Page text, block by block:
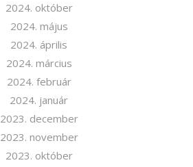
2024. október
2024. május
2024. április
2024. március
2024. február
2024. január
2023. december
2023. november
2023. október